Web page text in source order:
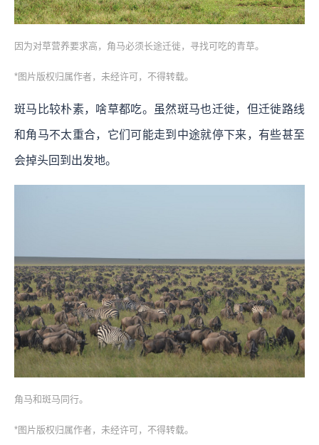
因为对草营养要求高，角马必须长途迁徙，寻找可吃的青草。
*图片版权归属作者，未经许可，不得转载。
斑马比较朴素，啥草都吃。虽然斑马也迁徙，但迁徙路线
和角马不太重合，它们可能走到中途就停下来，有些甚至
会掉头回到出发地。
角马和斑马同行。
*图片版权归属作者，未经许可，不得转载。